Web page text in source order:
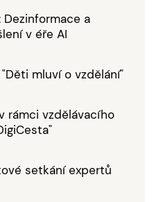
Dezinformace a
v éře AI
mluví o vzdělání"
rámci vzdělávacího
setkání expertů